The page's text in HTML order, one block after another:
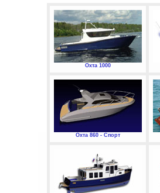
Охта 1000
Охта 860 - Спорт